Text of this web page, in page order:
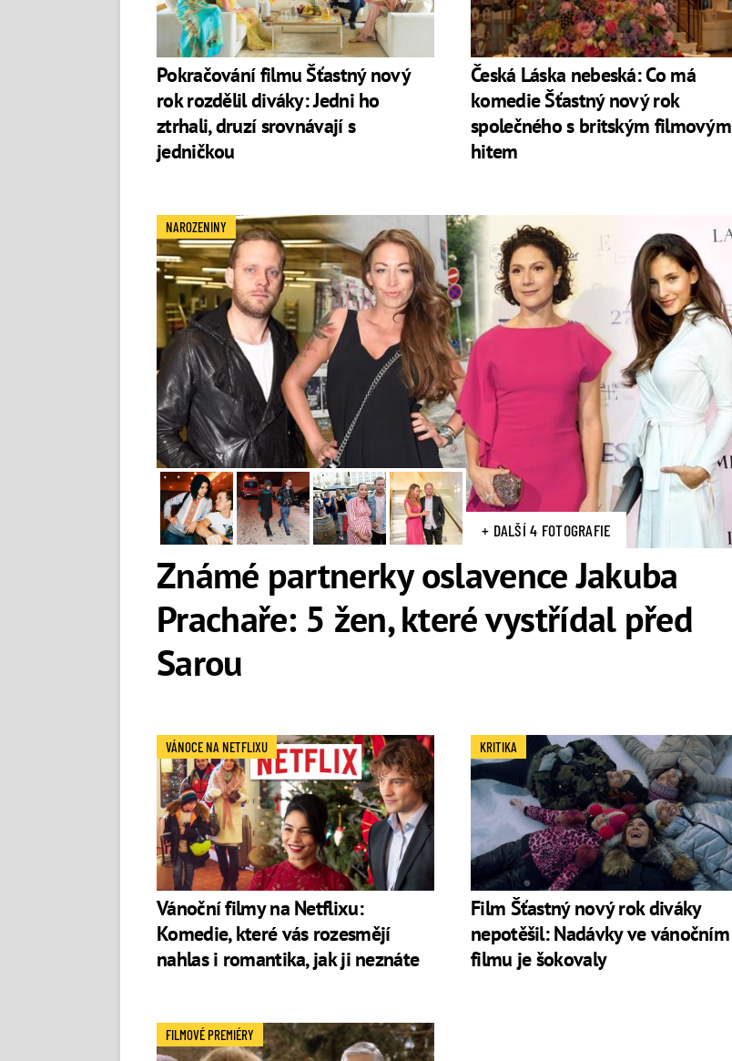
Na horách se sejde Táňa Pauhofová, Zuzana Norisová, Jakub Prachař, Jiří Bartoška, Emília
Vašáryová, Ján Koleník, Petr Vaněk, Tomáš Maštalír, Marek Majeský, Gabriela Marcinková nebo
Anna Kadeřávková. Svou roli má ve filmu i živý medvěd.
Příběh filmu se začíná odvíjet těsně před Vánocemi a končí na Nový rok.
Pokračování filmu Šťastný nový
rok rozdělil diváky: Jedni ho
ztrhali, druzí srovnávají s
jedničkou
Česká Láska nebeská: Co má
komedie Šťastný nový rok
společného s britským filmovým
hitem
+ DALŠÍ 4 FOTOGRAFIE
Známé partnerky oslavence Jakuba
Prachaře: 5 žen, které vystřídal před
Sarou
NAROZENINY
Vánoční filmy na Netflixu:
Komedie, které vás rozesmějí
nahlas i romantika, jak ji neznáte
VÁNOCE NA NETFLIXU
Film Šťastný nový rok diváky
nepotěšil: Nadávky ve vánočním
filmu je šokovaly
KRITIKA
FILMOVÉ PREMIÉRY